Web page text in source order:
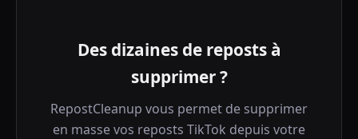
Des dizaines de reposts à
supprimer ?
RepostCleanup vous permet de supprimer
en masse vos reposts TikTok depuis votre